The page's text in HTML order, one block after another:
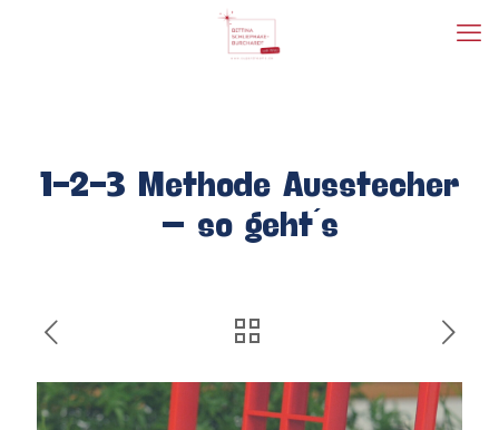
1-2-3 Methode Ausstecher
– so geht´s